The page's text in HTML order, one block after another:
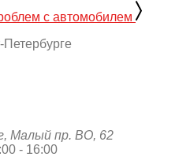
с автомобилем
, Малый пр. ВО, 62
- 16:00